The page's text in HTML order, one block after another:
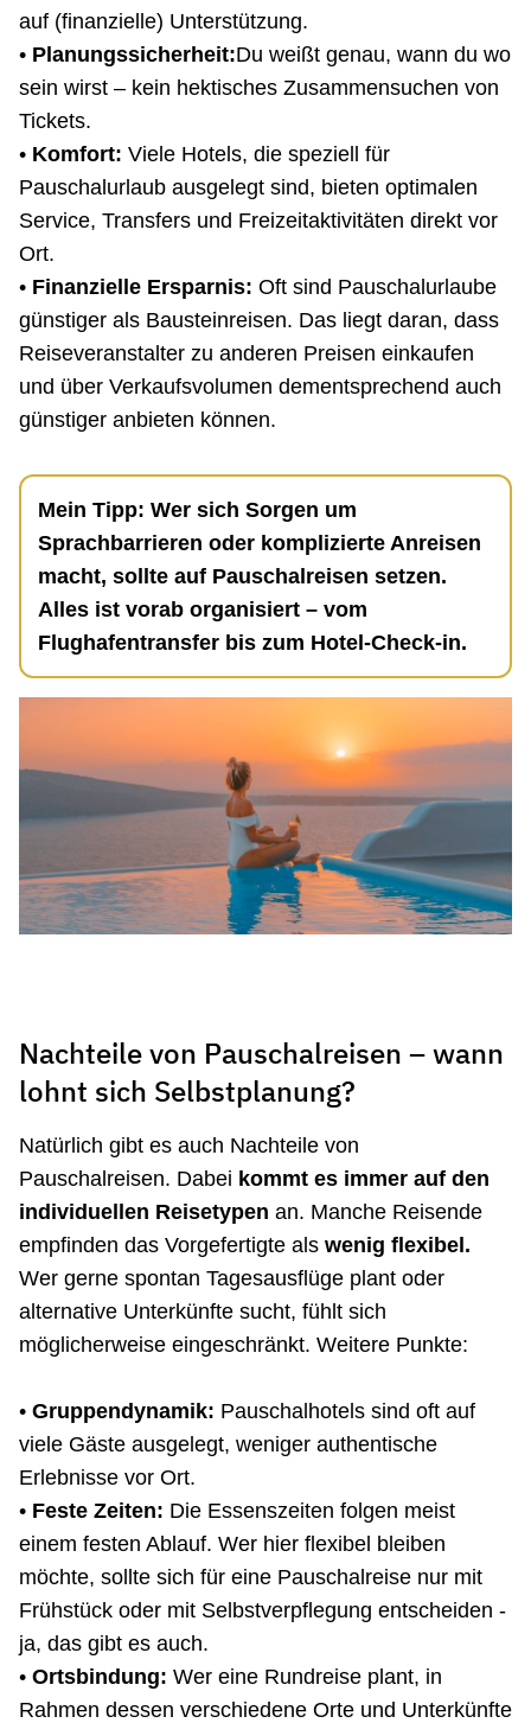
auf (finanzielle) Unterstützung.
• Planungssicherheit:Du weißt genau, wann du wo
sein wirst – kein hektisches Zusammensuchen von
Tickets.
• Komfort: Viele Hotels, die speziell für
Pauschalurlaub ausgelegt sind, bieten optimalen
Service, Transfers und Freizeitaktivitäten direkt vor
Ort.
• Finanzielle Ersparnis: Oft sind Pauschalurlaube
günstiger als Bausteinreisen. Das liegt daran, dass
Reiseveranstalter zu anderen Preisen einkaufen
und über Verkaufsvolumen dementsprechend auch
günstiger anbieten können.
Mein Tipp: Wer sich Sorgen um
Sprachbarrieren oder komplizierte Anreisen
macht, sollte auf Pauschalreisen setzen.
Alles ist vorab organisiert – vom
Flughafentransfer bis zum Hotel-Check-in.
Nachteile von Pauschalreisen – wann
lohnt sich Selbstplanung?
Natürlich gibt es auch Nachteile von
Pauschalreisen. Dabei kommt es immer auf den
individuellen Reisetypen an. Manche Reisende
empfinden das Vorgefertigte als wenig flexibel.
Wer gerne spontan Tagesausflüge plant oder
alternative Unterkünfte sucht, fühlt sich
möglicherweise eingeschränkt. Weitere Punkte:
• Gruppendynamik: Pauschalhotels sind oft auf
viele Gäste ausgelegt, weniger authentische
Erlebnisse vor Ort.
• Feste Zeiten: Die Essenszeiten folgen meist
einem festen Ablauf. Wer hier flexibel bleiben
möchte, sollte sich für eine Pauschalreise nur mit
Frühstück oder mit Selbstverpflegung entscheiden -
ja, das gibt es auch.
• Ortsbindung: Wer eine Rundreise plant, in
Rahmen dessen verschiedene Orte und Unterkünfte